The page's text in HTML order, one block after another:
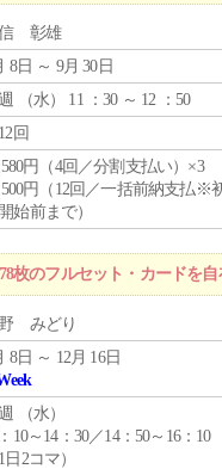
彰雄
8日 ～ 9月 30日
（水） 11 ：30 ～ 12 ：50
回
円（4回／分割支払い）×3
円（12回／一括前納支払※
始前まで）
のフルセット・カードを自
みどり
8日 ～ 12月 16日
（水）
10～14：30／14：50～16：10
1日2コマ）